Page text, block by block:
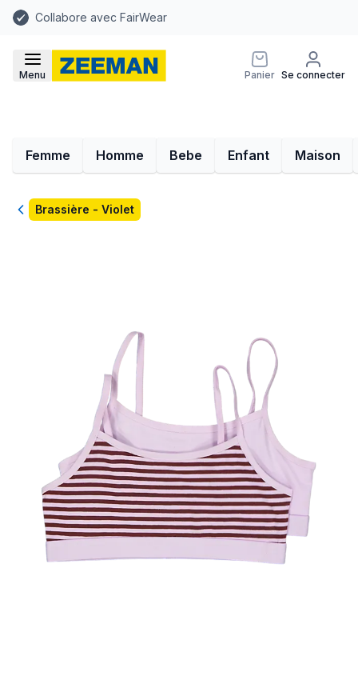
Collabore avec FairWear
Menu Panier Se connecter
Femme Homme Bebe Enfant Maison
RetourBrassière - Violet